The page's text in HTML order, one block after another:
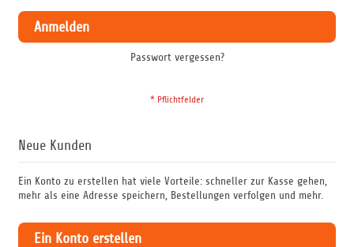
Anmelden
Passwort vergessen?
Neue Kunden
Ein Konto zu erstellen hat viele Vorteile: schneller zur Kasse gehen,
mehr als eine Adresse speichern, Bestellungen verfolgen und mehr.
Ein Konto erstellen